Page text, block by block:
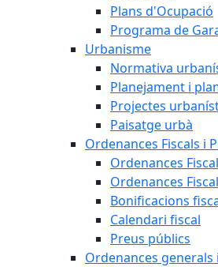
Plans d'Ocupació
Programa de
Urbanisme
Normativa
Planejament i
Projectes
Paisatge urbà
Ordenances Fiscals i
Ordenances
Ordenances
Bonificacions
Calendari fiscal
Preus públics
Ordenances